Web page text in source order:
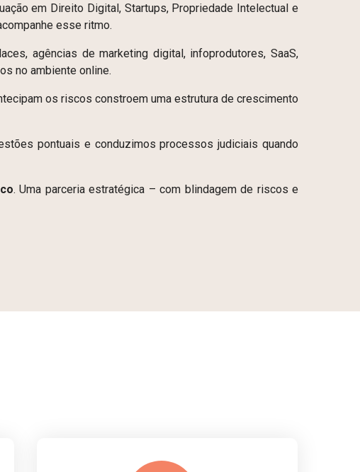
em Direito Digital, Startups, Propriedade Intelectual e
esse ritmo.
agências de marketing digital, infoprodutores, SaaS,
no ambiente online.
os riscos constroem uma estrutura de crescimento
pontuais e conduzimos processos judiciais quando
. Uma parceria estratégica – com blindagem de riscos e